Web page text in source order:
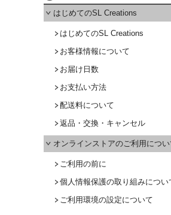
はじめてのSL Creations
はじめてのSL Creations
お客様情報について
お届け日数
お支払い方法
配送料について
返品・交換・キャンセル
オンラインストアのご利用につい
ご利用の前に
個人情報保護の取り組みについ
ご利用環境の設定について